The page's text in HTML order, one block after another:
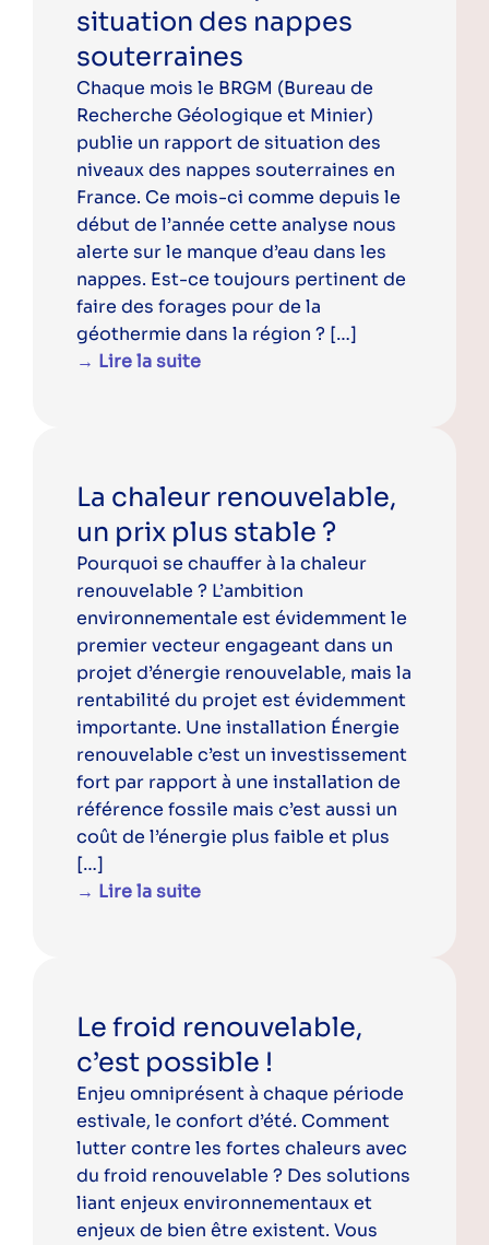
situation des nappes
souterraines
Chaque mois le BRGM (Bureau de
Recherche Géologique et Minier)
publie un rapport de situation des
niveaux des nappes souterraines en
France. Ce mois-ci comme depuis le
début de l’année cette analyse nous
alerte sur le manque d’eau dans les
nappes. Est-ce toujours pertinent de
faire des forages pour de la
géothermie dans la région ? […]
→ Lire la suite
La chaleur renouvelable,
un prix plus stable ?
Pourquoi se chauffer à la chaleur
renouvelable ? L’ambition
environnementale est évidemment le
premier vecteur engageant dans un
projet d’énergie renouvelable, mais la
rentabilité du projet est évidemment
importante. Une installation Énergie
renouvelable c’est un investissement
fort par rapport à une installation de
référence fossile mais c’est aussi un
coût de l’énergie plus faible et plus
[…]
→ Lire la suite
Le froid renouvelable,
c’est possible !
Enjeu omniprésent à chaque période
estivale, le confort d’été. Comment
lutter contre les fortes chaleurs avec
du froid renouvelable ? Des solutions
liant enjeux environnementaux et
enjeux de bien être existent. Vous